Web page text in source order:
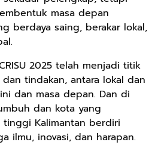
masa depan
berdaya saing, berakar lokal,
2025 telah menjadi titik
tindakan, antara lokal dan
dan masa depan. Dan di
dan kota yang
Kalimantan berdiri
ilmu, inovasi, dan harapan.